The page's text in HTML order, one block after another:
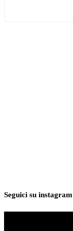
Seguici su instagram